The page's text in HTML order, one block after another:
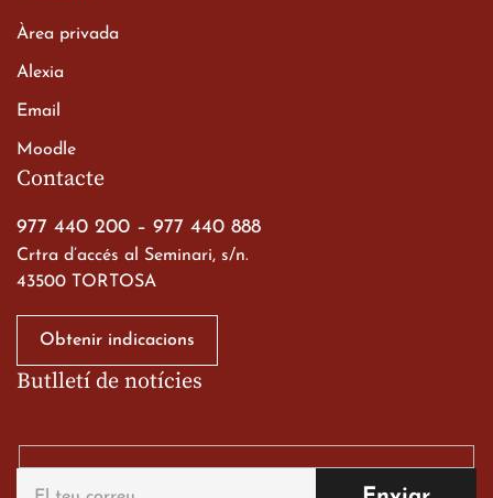
a les ciutats imperials
alumnes al Tortosa
Contacte
977 440 200 – 977 440 888
Crtra d’accés al Seminari, s/n.
43500 TORTOSA
Obtenir indicacions
Àrea privada
Alexia
Email
Moodle
Butlletí de notícies